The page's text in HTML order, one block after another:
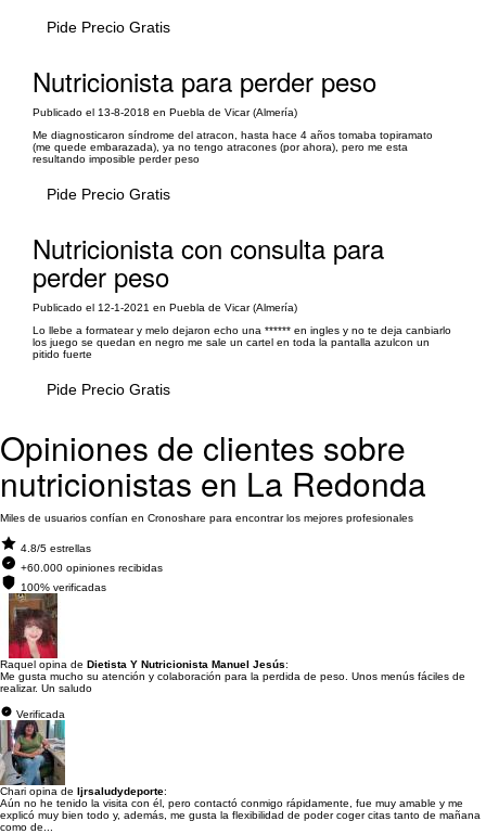
Pide Precio Gratis
Nutricionista para perder peso
Publicado el 13-8-2018 en Puebla de Vicar (Almería)
Me diagnosticaron síndrome del atracon, hasta hace 4 años tomaba topiramato
(me quede embarazada), ya no tengo atracones (por ahora), pero me esta
resultando imposible perder peso
Pide Precio Gratis
Nutricionista con consulta para
perder peso
Publicado el 12-1-2021 en Puebla de Vicar (Almería)
Lo llebe a formatear y melo dejaron echo una ****** en ingles y no te deja canbiarlo
los juego se quedan en negro me sale un cartel en toda la pantalla azulcon un
pitido fuerte
Pide Precio Gratis
Opiniones de clientes sobre
nutricionistas en La Redonda
Miles de usuarios confían en Cronoshare para encontrar los mejores profesionales
4.8/5 estrellas
+60.000 opiniones recibidas
100% verificadas
Raquel opina de Dietista Y Nutricionista Manuel Jesús:
Me gusta mucho su atención y colaboración para la perdida de peso. Unos menús fáciles de
realizar. Un saludo
Verificada
Chari opina de Ijrsaludydeporte:
Aún no he tenido la visita con él, pero contactó conmigo rápidamente, fue muy amable y me
explicó muy bien todo y, además, me gusta la flexibilidad de poder coger citas tanto de mañana
como de...